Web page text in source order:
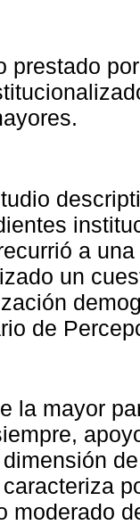
prestado
a
un
de
la mayor
moderado